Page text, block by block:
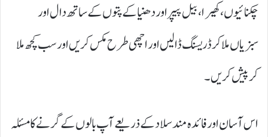
چکنائیوں، کھیرا، بیل پیپر اور دھنیا کے پتوں کے ساتھ دال اور
سبزیاں ملا کر ڈریسنگ ڈالیں اور اچھی طرح مکس کریں اورسب کچھ ملا
کر پیش کریں۔
اس آسان اور فائدہ مند سلاد کے ذریعے آپ بالوں کے گرنے کا مسئلہ